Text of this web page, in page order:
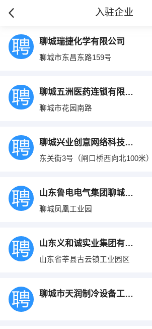
入驻企业
聊城瑞捷化学有限公司
聊城市东昌东路159号
聊城五洲医药连锁有限公司
聊城市花园南路
聊城兴业创意网络科技有限公司
东关街3号（闸口桥西向北100米）
山东鲁电电气集团聊城有限公司
聊城凤凰工业园
山东义和诚实业集团有限公司
山东省莘县古云镇工业园区
聊城市天润制冷设备工程有限公司